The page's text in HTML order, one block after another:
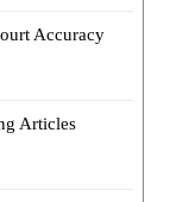
Accuracy
Articles